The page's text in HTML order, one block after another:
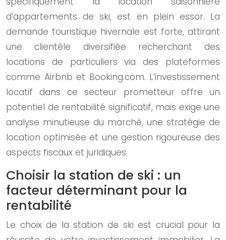
d’appartements de ski, est en plein essor. La
demande touristique hivernale est forte, attirant
une clientèle diversifiée recherchant des
locations de particuliers via des plateformes
comme Airbnb et Booking.com. L’investissement
locatif dans ce secteur prometteur offre un
potentiel de rentabilité significatif, mais exige une
analyse minutieuse du marché, une stratégie de
location optimisée et une gestion rigoureuse des
aspects fiscaux et juridiques.
Choisir la station de ski : un
facteur déterminant pour la
rentabilité
Le choix de la station de ski est crucial pour la